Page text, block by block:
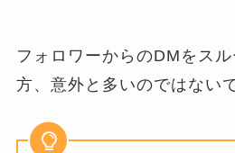
フォロワーからのDMをス
方、意外と多いのではない